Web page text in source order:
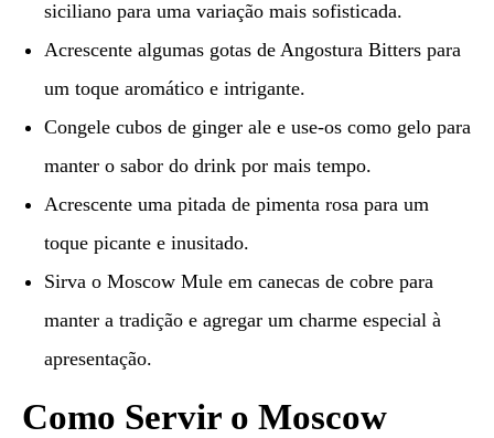
siciliano para uma variação mais sofisticada.
Acrescente algumas gotas de Angostura Bitters para
um toque aromático e intrigante.
Congele cubos de ginger ale e use-os como gelo para
manter o sabor do drink por mais tempo.
Acrescente uma pitada de pimenta rosa para um
toque picante e inusitado.
Sirva o Moscow Mule em canecas de cobre para
manter a tradição e agregar um charme especial à
apresentação.
Como Servir o Moscow